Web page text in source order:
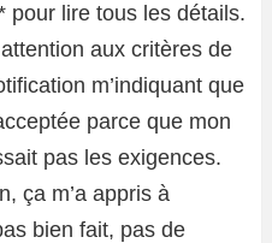
pour lire tous les détails.
aux critères de
m’indiquant que
parce que mon
pas les exigences.
ça m’a appris à
bien fait, pas de